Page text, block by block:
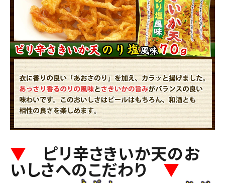
▼ ピリ辛さきいか天のお
いしさへのこだわり ▼